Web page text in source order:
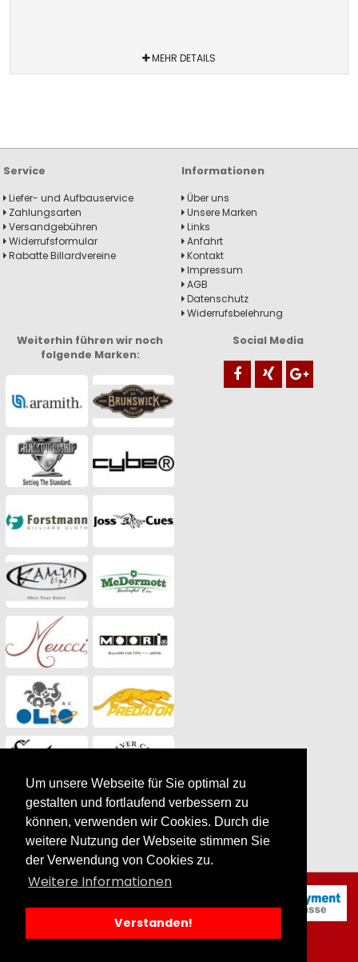
Um unsere Webseite für Sie optimal zu
gestalten und fortlaufend verbessern zu
können, verwenden wir Cookies. Durch die
weitere Nutzung der Webseite stimmen Sie
der Verwendung von Cookies zu.
Weitere Informationen
Verstanden!
MEHR DETAILS
Service
Liefer- und Aufbauservice
Zahlungsarten
Versandgebühren
Widerrufsformular
Rabatte Billardvereine
Informationen
Über uns
Unsere Marken
Links
Anfahrt
Kontakt
Impressum
AGB
Datenschutz
Widerrufsbelehrung
Weiterhin führen wir noch
folgende Marken:
Social Media
Steeldarts Bull's
Magma mit 90%
Wolfram, 25 g kaufen |